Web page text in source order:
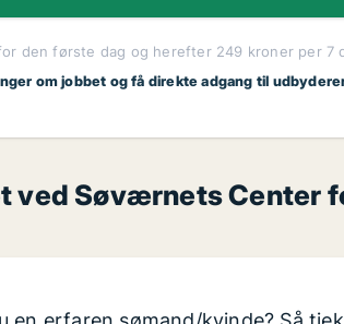
den første dag og herefter 249 kroner per
om jobbet og få direkte adgang til
Søværnets Center